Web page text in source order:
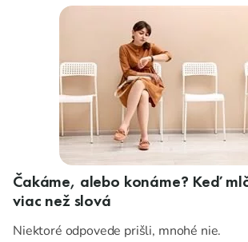
venovať pozornosť.
Čakáme, alebo konáme? Keď
viac než slová
Niektoré odpovede prišli, mnohé nie.